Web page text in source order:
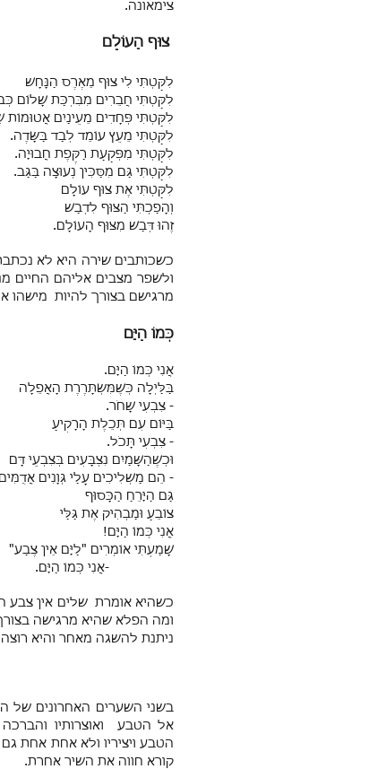
צימאונה.
צוּף הָעוֹלָם
לִקַּטְתִּי לִי צוּף מֵאֶרֶס הַנָּחָשׁ
לִקַּטְתִּי חֲבֵרִים מִבִּרְכַּת שָׁלוֹם
לִקַּטְתִּי פְּחָדִים מֵעֵינַיִם אֲטוּמוֹת
לִקַּטְתִּי מֵעֵץ עוֹמֵד לְבַד בַּשָּׂדֶה.
לִקַּטְתִּי מִפְּקַעַת רַקֶּפֶת חֲבוּיָה.
לִקַּטְתִּי גַּם מִסַּכִּין נְעוּצָה בַּגַּב.
לִקַּטְתִּי אֶת צוּף
וְהָפַכְתִּי הַצּוּף לִדְבַשׁ
זֶהוּ דְּבַשׁ מִצּוּף הָעוֹלָם.
כשכותבים שירה היא לא
ולשפר מצבים אליהם החיים
מרגישם בצורך להיות מישהו
כְּמוֹ הַיָּם
אֲנִי כְּמוֹ הַיָּם.
בַּלַּיְלָה כְּשֶׁמִּשְׂתָּרֶרֶת הָאֲפֵלָה
- צִבְעִי שָׁחֹר.
בַּיּוֹם עִם תְּכֵלֶת הָרָקִיעַ
- צִבְעִי תָּכֹל.
וּכְשֶׁהַשָּׁמַיִם נִצְבָּעִים בְּצִבְעֵי דָּם
- הֵם מַשְׁלִיכִים עָלַי גְּוָנִים
גַּם הַיָּרֵחַ הַכָּסוּף
צוֹבֵעַ וּמַבְהִיק אֶת גַּלַּי
אֲנִי כְּמוֹ הַיָּם!
שָׁמַעְתִּי אוֹמְרִים "לַיָּם אֵין
-אֲנִי כְּמוֹ הַיָּם.
כשהיא אומרת שלים אין צבע
ומה הפלא שהיא מרגישה
ניתנת להשגה מאחר והיא
בשני השערים האחרונים של
אל הטבע ואוצרותיו
הטבע ויציריו ולא אחת אחת
קורא חווה את השיר אחרת.